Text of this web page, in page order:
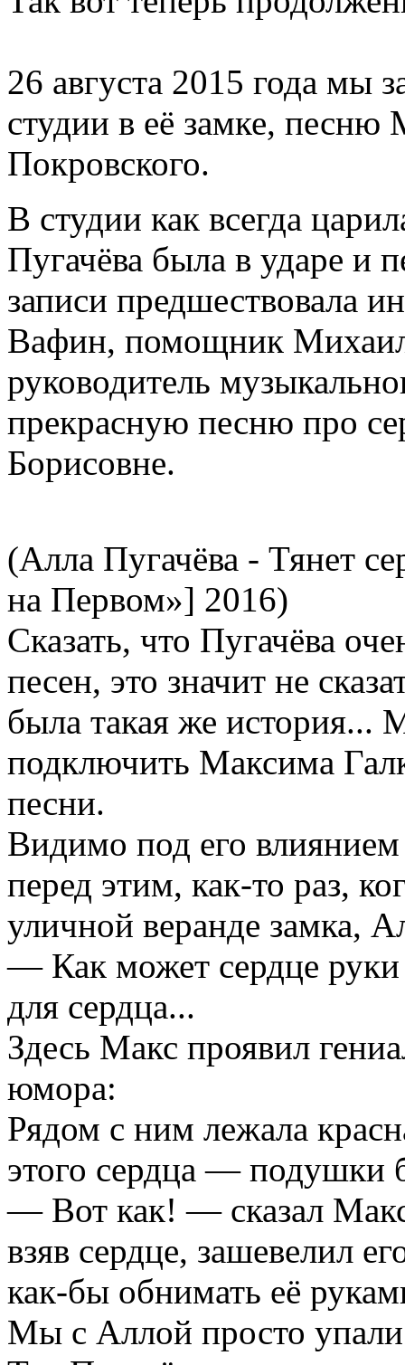
26 августа 2015 года мы
студии в её замке,
Покровского.
В студии как всегда
Пугачёва была в ударе и
записи предшествовала
Вафин, помощник
руководитель
прекрасную песню про
Борисовне.
(Алла Пугачёва - Тянет
на Первом»] 2016)
Сказать, что Пугачёва
песен, это значит не
была такая же история...
подключить Максима
песни.
Видимо под его
перед этим, как-то раз,
уличной веранде замка,
— Как может сердце руки
для сердца...
Здесь Макс проявил
юмора:
Рядом с ним лежала
этого сердца — подушки
— Вот как! — сказал
взяв сердце, зашевелил
как-бы обнимать её
Мы с Аллой просто